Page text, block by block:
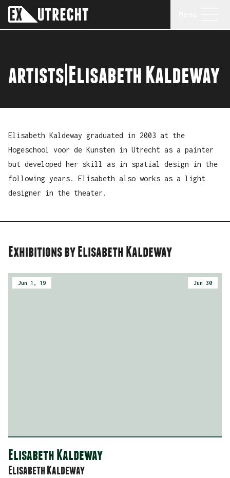
EX Utrecht
content
Go to homepage
artists Elisabeth Kaldeway
Elisabeth Kaldeway graduated in 2003 at the
Hogeschool voor de Kunsten in Utrecht as a painter
but developed her skill as in spatial design in the
following years. Elisabeth also works as a light
designer in the theater.
exhibitions by Elisabeth Kaldeway
Jun 1, 19 Jun 30
Elisabeth Kaldeway
Elisabeth Kaldeway